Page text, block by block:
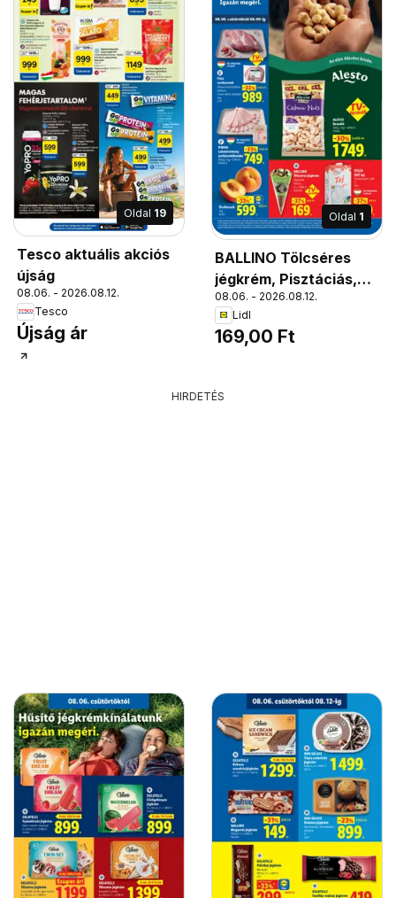
Oldal 19
Tesco aktuális akciós
újság
08.06. - 2026.08.12.
Tesco
Újság ár
Oldal 1
BALLINO Tölcséres
jégkrém, Pisztáciás,
120 ml;, 1 l = 1409 Ft
08.06. - 2026.08.12.
Lidl
169,00 Ft
HIRDETÉS